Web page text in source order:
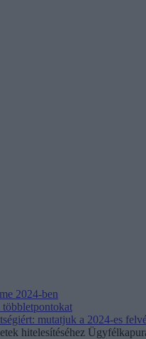
2024-ben
mutatjuk a 2024-es
hitelesítéséhez